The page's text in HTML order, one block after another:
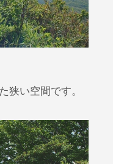
狭い空間です。